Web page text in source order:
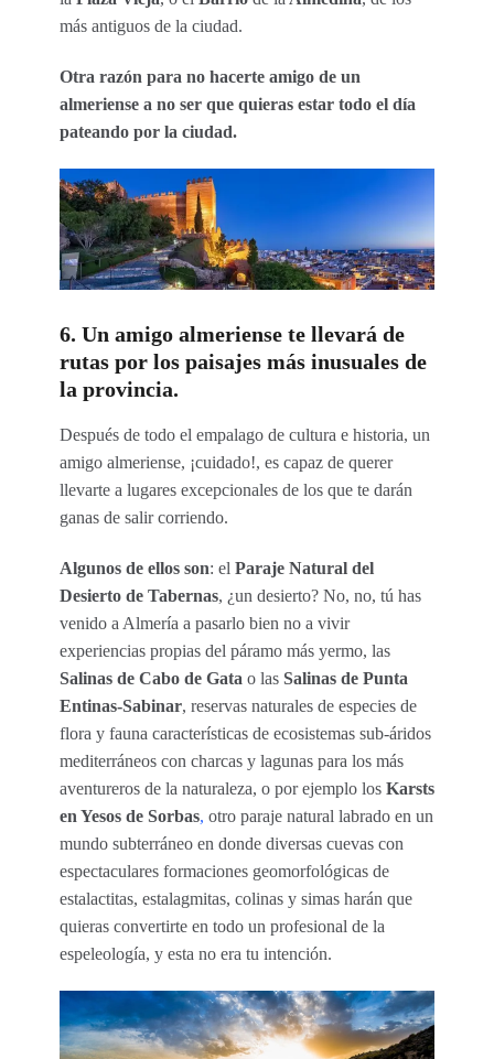
más antiguos de la ciudad.
Otra razón para no hacerte amigo de un
almeriense a no ser que quieras estar todo el día
pateando por la ciudad.
6. Un amigo almeriense te llevará de
rutas por los paisajes más inusuales de
la provincia.
Después de todo el empalago de cultura e historia, un
amigo almeriense, ¡cuidado!, es capaz de querer
llevarte a lugares excepcionales de los que te darán
ganas de salir corriendo.
Algunos de ellos son: el Paraje Natural del
Desierto de Tabernas, ¿un desierto? No, no, tú has
venido a Almería a pasarlo bien no a vivir
experiencias propias del páramo más yermo, las
Salinas de Cabo de Gata o las Salinas de Punta
Entinas-Sabinar, reservas naturales de especies de
flora y fauna características de ecosistemas sub-áridos
mediterráneos con charcas y lagunas para los más
aventureros de la naturaleza, o por ejemplo los Karsts
en Yesos de Sorbas, otro paraje natural labrado en un
mundo subterráneo en donde diversas cuevas con
espectaculares formaciones geomorfológicas de
estalactitas, estalagmitas, colinas y simas harán que
quieras convertirte en todo un profesional de la
espeleología, y esta no era tu intención.